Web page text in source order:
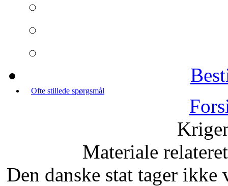
Ofte stillede spørgsmål
Materiale
Den danske stat tager